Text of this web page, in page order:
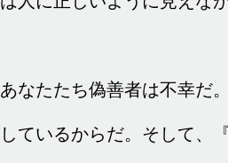
なたたち偽善者は不幸だ
ているからだ。そして、